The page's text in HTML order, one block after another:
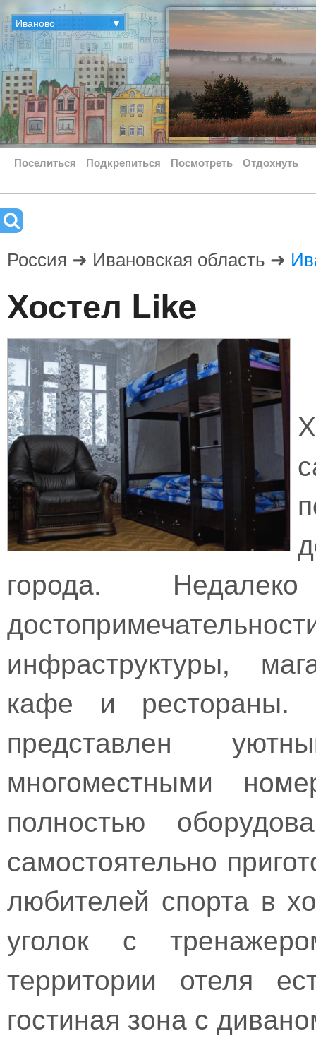
Иваново ▼
Поселиться Подкрепиться Посмотреть Отдохнуть
Россия ➜ Ивановская область ➜
Хостел Like
города.
инфраструктуры,
кафе и рестораны.
представлен
многоместными
полностью
самостоятельно
любителей спорта в
уголок с
территории отеля
гостиная зона с